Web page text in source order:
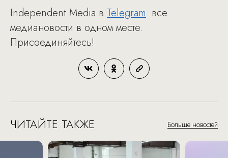
Independent Media в Telegram: все
медиановости в одном месте.
Присоединяйтесь!
ЧИТАЙТЕ ТАКЖЕ Больше новостей